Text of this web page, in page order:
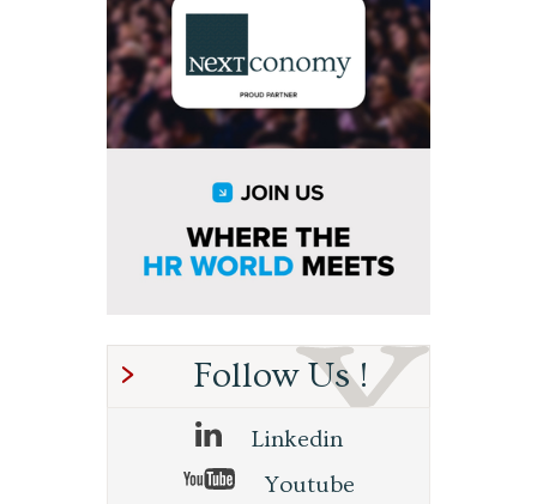
Follow Us !
Linkedin
Youtube